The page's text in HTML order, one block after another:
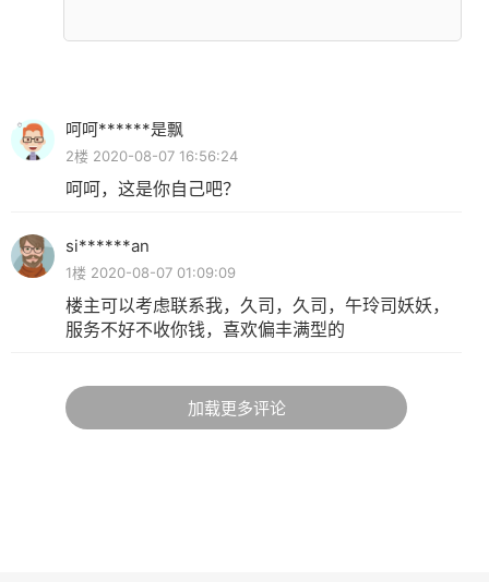
呵呵******是飘
2楼 2020-08-07 16:56:24
呵呵，这是你自己吧？
si******an
1楼 2020-08-07 01:09:09
楼主可以考虑联系我，久司，久司，午玲司妖妖，
服务不好不收你钱，喜欢偏丰满型的
加载更多评论